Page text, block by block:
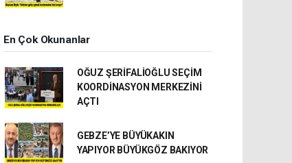
En Çok Okunanlar
OĞUZ ŞERİFALİOĞLU SEÇİM
KOORDİNASYON MERKEZİNİ
AÇTI
GEBZE’YE BÜYÜKAKIN
YAPIYOR BÜYÜKGÖZ BAKIYOR